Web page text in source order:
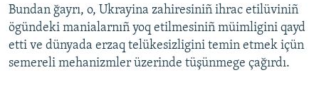
Bundan ğayrı, o, Ukrayina zahiresiniñ ihrac etilüviniñ
ögündeki manialarnıñ yoq etilmesiniñ müimligini qayd
etti ve dünyada erzaq telükesizligini temin etmek içün
semereli mehanizmler üzerinde tüşünmege çağırdı.